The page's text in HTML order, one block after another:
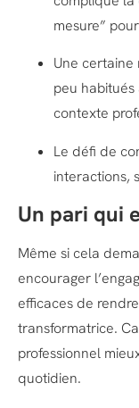
mesure”
Une certaine
peu
contexte
Le défi de
interactions,
Un pari qui
Même si cela
encourager
efficaces de
transformatrice.
professionnel
quotidien.